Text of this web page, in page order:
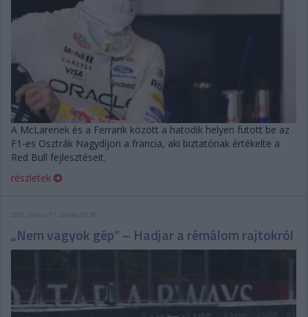
A McLarenek és a Ferrarik között a hatodik helyen futott be az
F1-es Osztrák Nagydíjon a francia, aki biztatónak értékelte a
Red Bull fejlesztéseit.
részletek
2026. június 17. szerda, 09:38
„Nem vagyok gép” – Hadjar a rémálom rajtokról